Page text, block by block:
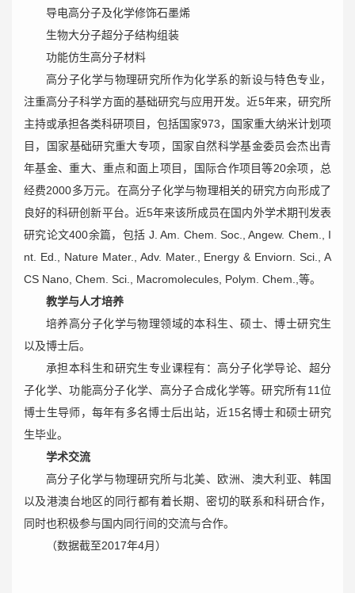
导电高分子及化学修饰石墨烯
生物大分子超分子结构组装
功能仿生高分子材料
高分子化学与物理研究所作为化学系的新设与特色专业，
注重高分子科学方面的基础研究与应用开发。近5年来，研究所
主持或承担各类科研项目，包括国家973，国家重大纳米计划项
目，国家基础研究重大专项，国家自然科学基金委员会杰出青
年基金、重大、重点和面上项目，国际合作项目等20余项，总
经费2000多万元。在高分子化学与物理相关的研究方向形成了
良好的科研创新平台。近5年来该所成员在国内外学术期刊发表
研究论文400余篇，包括 J. Am. Chem. Soc., Angew. Chem., I
nt. Ed., Nature Mater., Adv. Mater., Energy & Enviorn. Sci., A
CS Nano, Chem. Sci., Macromolecules, Polym. Chem.,等。
教学与人才培养
培养高分子化学与物理领域的本科生、硕士、博士研究生
以及博士后。
承担本科生和研究生专业课程有：高分子化学导论、超分
子化学、功能高分子化学、高分子合成化学等。研究所有11位
博士生导师，每年有多名博士后出站，近15名博士和硕士研究
生毕业。
学术交流
高分子化学与物理研究所与北美、欧洲、澳大利亚、韩国
以及港澳台地区的同行都有着长期、密切的联系和科研合作，
同时也积极参与国内同行间的交流与合作。
（数据截至2017年4月）